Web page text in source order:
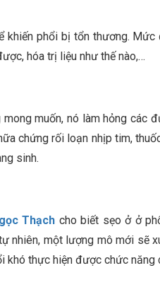
phổi bị tổn thương.
hóa trị liệu như thế nào,…
muốn, nó làm hỏng các
chứng rối loạn nhịp tim,
sinh.
Thạch cho biết sẹo ở ở
nhiên, một lượng mô mới sẽ
khó thực hiện được chức năng